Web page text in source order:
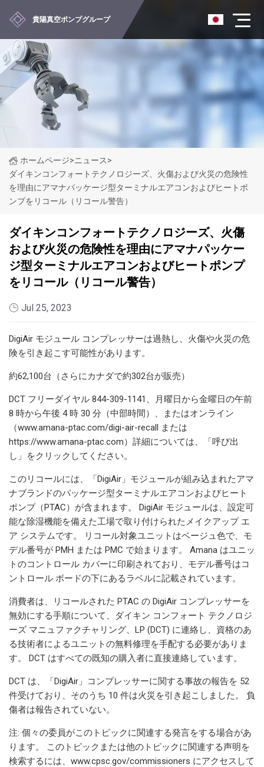
貴陽真空ポンプグループ
ホームページ>ニュース>
ダイキンコンフォートテクノロジーズ、火傷および火災の危険性
を理由にアマナパッケージ型ターミナルエアコンおよびヒートポ
ンプをリコール（リコール警告）
ダイキンコンフォートテクノロジーズ、火傷
および火災の危険性を理由にアマナパッケー
ジ型ターミナルエアコンおよびヒートポンプ
をリコール（リコール警告）
Jul 25, 2023
DigiAir モジュール コンプレッサーは過熱し、火傷や火災の危
険を引き起こす可能性があります。
約62,100台（さらにカナダで約302台が販売）
DCT フリーダイヤル 844-309-1141、月曜日から金曜日の午前
8 時から午後 4 時 30 分（中部時間）、またはオンライン
（www.amana-ptac.com/digi-air-recall または
https://www.amana-ptac.com）詳細については、「呼び出
し」をクリックしてください。
このリコールには、「DigiAir」モジュールが組み込まれたアマ
ナブランドのパッケージ型ターミナルエアコンおよびヒート
ポンプ（PTAC）が含まれます。 DigiAir モジュールは、設定可
能な除湿機能を備えた工場で取り付けられたメイクアップ エ
ア システムです。 リコール対象ユニットはベージュ色で、モ
デル番号が PMH または PMC で始まります。 Amana はユニッ
トのコントロール カバーに印刷されており、モデル番号はコ
ントロール ボードの下にあるラベルに記載されています。
消費者は、リコールされた PTAC の DigiAir コンプレッサーを
無効にする手順について、ダイキン コンフォート テクノロジ
ーズ マニュファクチャリング、LP (DCT) に連絡し、資格のあ
る技術者によるユニットの無料修理を手配する必要がありま
す。 DCT はすべての既知の購入者に直接連絡しています。
DCT は、「DigiAir」コンプレッサーに関する事故の報告を 52
件受けており、そのうち 10 件は火災を引き起こしました。 負
傷者は報告されていない。
注: 個々の委員がこのトピックに関連する発言をする場合があ
ります。 このトピックまたは他のトピックに関連する声明を
検索するには、www.cpsc.gov/commissioners にアクセスして